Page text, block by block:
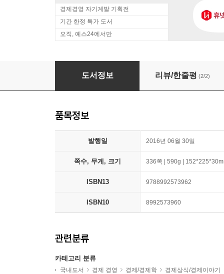
경제경영 자기계발 기획전
기간 한정 특가 도서
오직, 예스24에서만
경제학의 배신
도서정보 리뷰/한줄평 (2/2)
품목정보
발행일 2016년 06월 30일
쪽수, 무게, 크기 336쪽 | 590g |
ISBN13 9788992573962
ISBN10 8992573960
관련분류
카테고리 분류
국내도서 경제 경영 경제/경제학
경제상식/경제이야기